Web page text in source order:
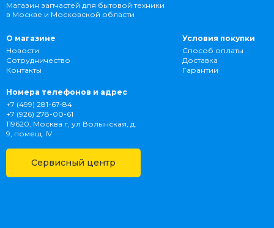
Магазин запчастей для бытовой техники
в Москве и Московской области
О магазине
Новости
Сотрудничество
Контакты
Условия покупки
Способ оплаты
Доставка
Гарантии
Номера телефонов и адрес
+7 (499) 281-67-84
+7 (926) 278-00-61
119620, Москва г, ул Волынская, д.
9, помещ. IV
Сервисный центр